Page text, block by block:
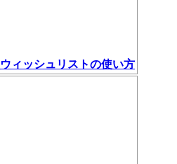
ウィッシュリストの使い方